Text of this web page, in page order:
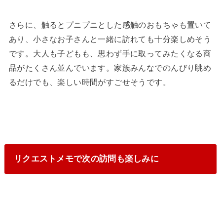
さらに、触るとプニプニとした感触のおもちゃも置いて
あり、小さなお子さんと一緒に訪れても十分楽しめそう
です。大人も子どもも、思わず手に取ってみたくなる商
品がたくさん並んでいます。家族みんなでのんびり眺め
るだけでも、楽しい時間がすごせそうです。
リクエストメモで次の訪問も楽しみに